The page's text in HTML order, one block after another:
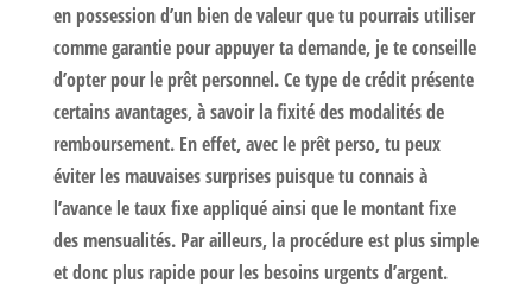
en possession d’un bien de valeur que tu pourrais utiliser
comme garantie pour appuyer ta demande, je te conseille
d’opter pour le prêt personnel. Ce type de crédit présente
certains avantages, à savoir la fixité des modalités de
remboursement. En effet, avec le prêt perso, tu peux
éviter les mauvaises surprises puisque tu connais à
l’avance le taux fixe appliqué ainsi que le montant fixe
des mensualités. Par ailleurs, la procédure est plus simple
et donc plus rapide pour les besoins urgents d’argent.